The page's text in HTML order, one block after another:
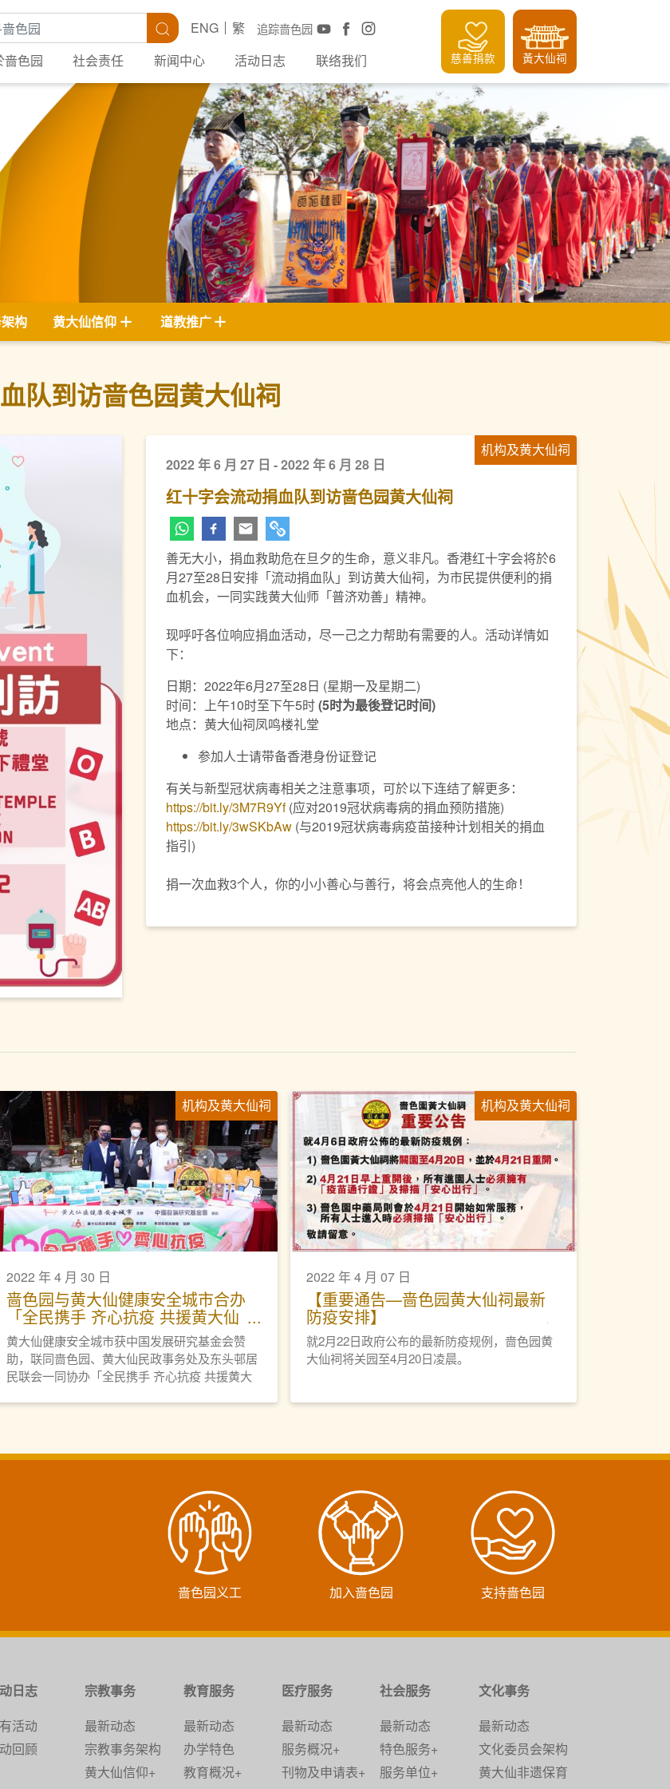
键字 搜寻 追踪啬色园
ENG
繁
啬色园
社会责任 新闻中心 活动日志 联络我们 慈善捐款 黃大仙祠
构 黄大仙信仰 道教推广
队到访啬色园黄大仙祠
机构及黄大仙祠
2022 年 6 月 27 日 - 2022 年 6 月 28 日
红十字会流动捐血队到访啬色园黄大仙祠
善无大小，捐血救助危在旦夕的生命，意义非凡。香港红十字会将於6
月27至28日安排「流动捐血队」到访黄大仙祠，为市民提供便利的捐
血机会，一同实践黄大仙师「普济劝善」精神。
现呼吁各位响应捐血活动，尽一己之力帮助有需要的人。活动详情如
下：
日期：2022年6月27至28日 (星期一及星期二)
时间：上午10时至下午5时(5时为最後登记时间)
地点：黄大仙祠凤鸣楼礼堂
参加人士请带备香港身份证登记
有关与新型冠状病毒相关之注意事项，可於以下连结了解更多：
https://bit.ly/3M7R9Yf(应对2019冠状病毒病的捐血预防措施)
https://bit.ly/3wSKbAw (与2019冠状病毒病疫苗接种计划相关的捐血
指引)
捐一次血救3个人，你的小小善心与善行，将会点亮他人的生命！
机构及黄大仙祠
2022 年 4 月 30 日
啬色园与黄大仙健康安全城市合办
「全民携手 齐心抗疫 共援黄大仙
区」
黄大仙健康安全城市获中国发展研究基金会赞
助，联同啬色园、黄大仙民政事务处及东头邨居
民联会一同协办「全民携手 齐心抗疫 共援黄大
机构及黄大仙祠
2022 年 4 月 07 日
【重要通告—啬色园黄大仙祠最新
防疫安排】
就2月22日政府公布的最新防疫规例，啬色园黄
大仙祠将关园至4月20日凌晨。
啬色园义工 加入啬色园 支持啬色园
日志
活动
回顾
宗教事务
最新动态
宗教事务架构
黄大仙信仰+
教育服务
最新动态
办学特色
教育概况+
医疗服务
最新动态
服务概况+
刊物及申请表+
社会服务
最新动态
特色服务+
服务单位+
文化事务
最新动态
文化委员会架构
黄大仙非遗保育